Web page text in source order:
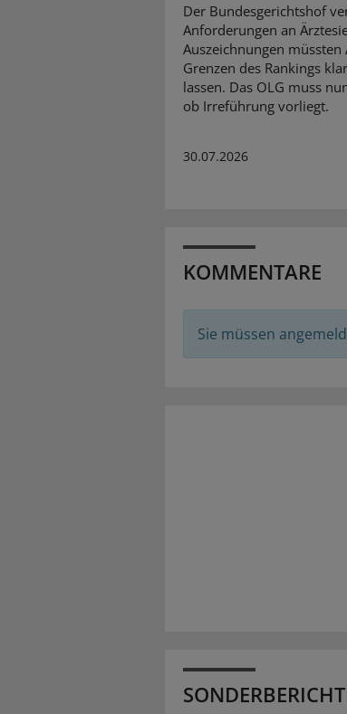
Der Bundesgerichtshof
Anforderungen an
Auszeichnungen müssten
Grenzen des Rankings
lassen. Das OLG muss
ob Irreführung vorliegt.
30.07.2026
KOMMENTARE
Sie müssen